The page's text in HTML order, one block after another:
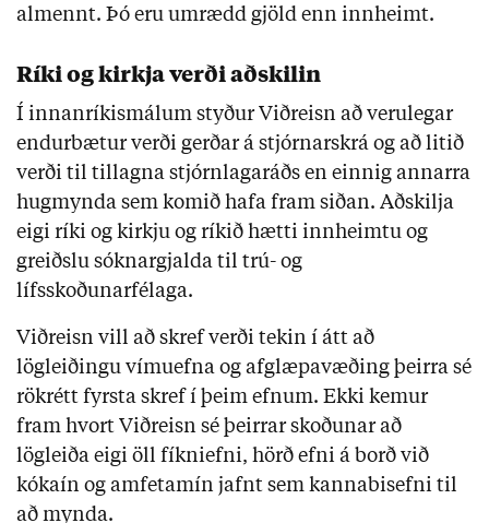
almennt. Þó eru umrædd gjöld enn innheimt.
Ríki og kirkja verði aðskilin
Í innanríkismálum styður Viðreisn að verulegar
endurbætur verði gerðar á stjórnarskrá og að litið
verði til tillagna stjórnlagaráðs en einnig annarra
hugmynda sem komið hafa fram siðan. Aðskilja
eigi ríki og kirkju og ríkið hætti innheimtu og
greiðslu sóknargjalda til trú- og
lífsskoðunarfélaga.
Viðreisn vill að skref verði tekin í átt að
lögleiðingu vímuefna og afglæpavæðing þeirra sé
rökrétt fyrsta skref í þeim efnum. Ekki kemur
fram hvort Viðreisn sé þeirrar skoðunar að
lögleiða eigi öll fíkniefni, hörð efni á borð við
kókaín og amfetamín jafnt sem kannabisefni til
að mynda.